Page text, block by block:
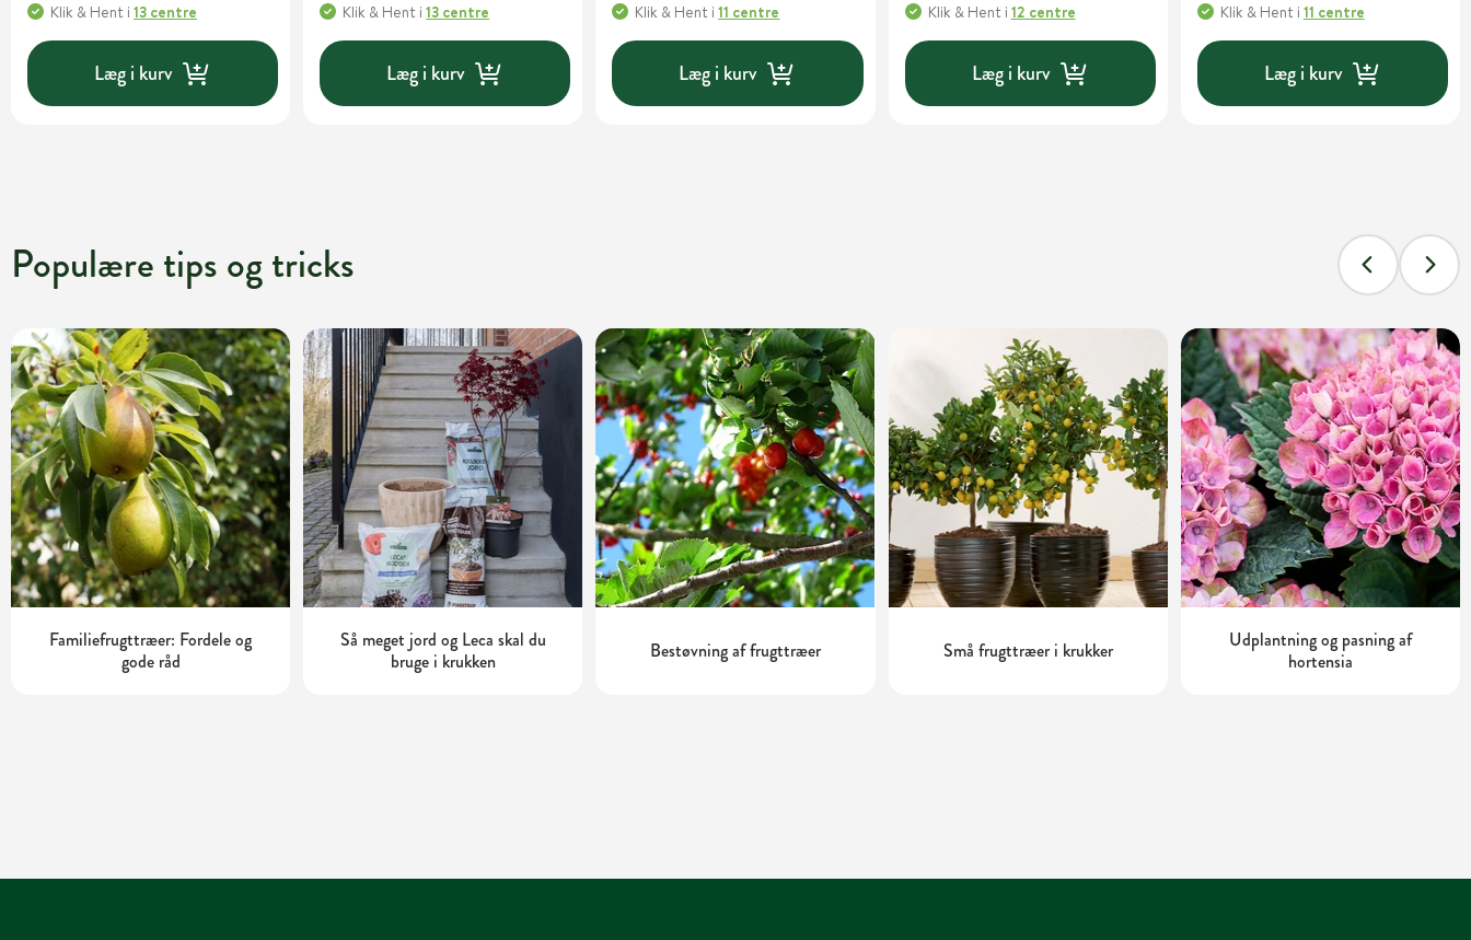
Klik & Hent i 13 centre
Læg i kurv
Klik & Hent i13 centre
Læg i kurv
Klik & Hent i11 centre
Læg i kurv
Klik & Hent i 12 centre
Læg i kurv
Klik & Hent i 11 centre
Læg i kurv
Populære tips og tricks
Familiefrugttræer: Fordele og
gode råd
Så meget jord og Leca skal du
bruge i krukken
Bestøvning af frugttræer Små frugttræer i krukker
Udplantning og pasning af
hortensia